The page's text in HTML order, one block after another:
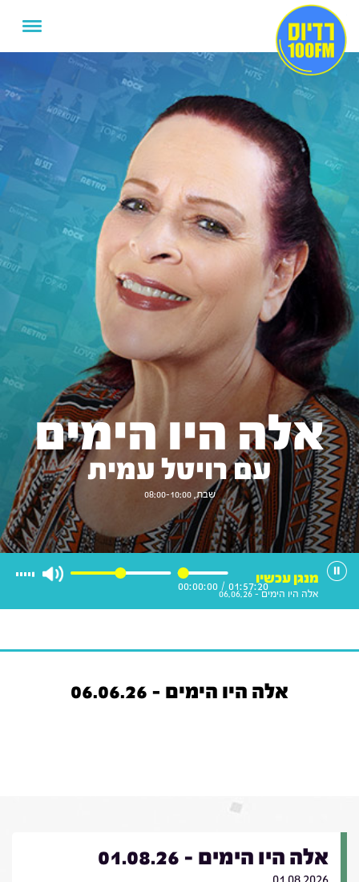
אלה היו הימים
עם רויטל עמית
שבת, 08:00-10:00
01:57:20
/
00:00:00
מנגן עכשיו
אלה היו הימים - 06.06.26
אלה היו הימים - 06.06.26
אלה היו הימים - 01.08.26
01.08.2026